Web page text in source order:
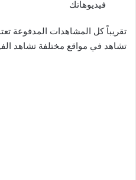
فيديوهاتك
تقريباً كل المشاهدات المدفوعة
تشاهد في مواقع مختلفة تشاهد